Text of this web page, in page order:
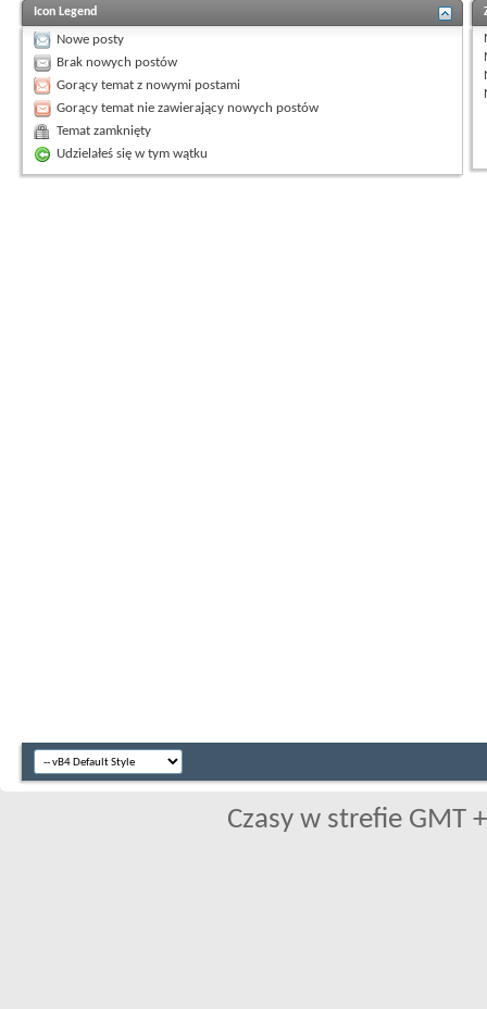
Icon Legend
Nowe posty
Brak nowych postów
Gorący temat z nowymi postami
Gorący temat nie zawierający nowych postów
Temat zamknięty
Udzielałeś się w tym wątku
Czasy w strefie GMT